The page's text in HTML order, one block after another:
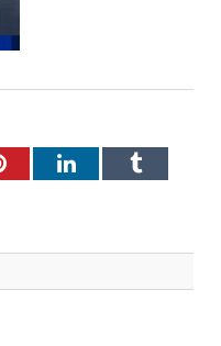
PinterestLinkedInTumblr